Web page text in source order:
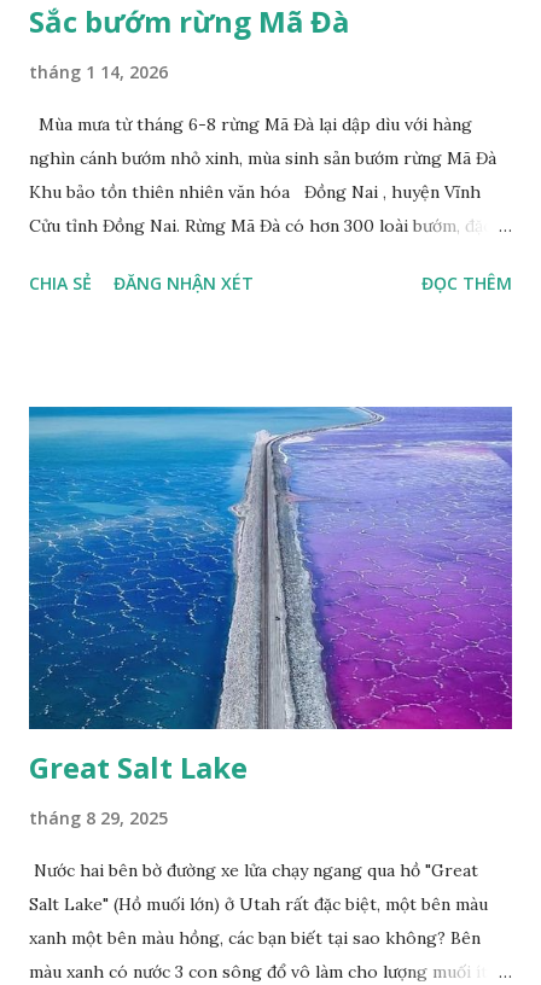
Sắc bướm rừng Mã Đà
tháng 1 14, 2026
Mùa mưa từ tháng 6-8 rừng Mã Đà lại dập dìu với hàng
nghìn cánh bướm nhỏ xinh, mùa sinh sản bướm rừng Mã Đà
Khu bảo tồn thiên nhiên văn hóa Đồng Nai , huyện Vĩnh
Cửu tỉnh Đồng Nai. Rừng Mã Đà có hơn 300 loài bướm, đặc
đuôi trắng (Lamproptera curius) đặc trưng là cái đuôi dài
Happy Việt Nam 2024 Vietnam.vn
CHIA SẺ ĐĂNG NHẬN XÉT ĐỌC THÊM
Great Salt Lake
tháng 8 29, 2025
Nước hai bên bờ đường xe lửa chạy ngang qua hồ "Great
Salt Lake" (Hồ muối lớn) ở Utah rất đặc biệt, một bên màu
xanh một bên màu hồng, các bạn biết tại sao không? Bên
màu xanh có nước 3 con sông đổ vô làm cho lượng muối ít,